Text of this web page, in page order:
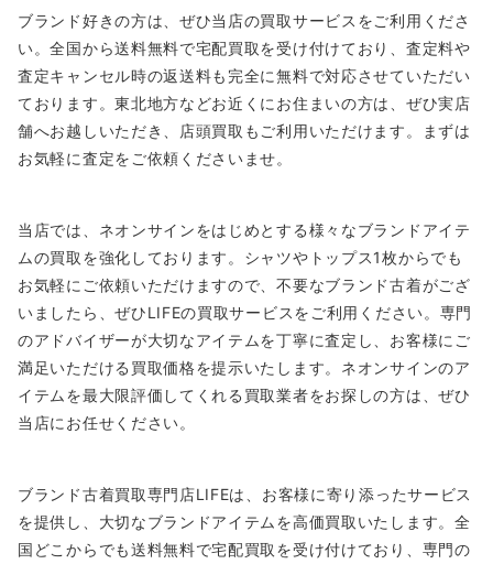
ブランド好きの方は、ぜひ当店の買取サービスをご利用くださ
い。全国から送料無料で宅配買取を受け付けており、査定料や
査定キャンセル時の返送料も完全に無料で対応させていただい
ております。東北地方などお近くにお住まいの方は、ぜひ実店
舗へお越しいただき、店頭買取もご利用いただけます。まずは
お気軽に査定をご依頼くださいませ。
当店では、ネオンサインをはじめとする様々なブランドアイテ
ムの買取を強化しております。シャツやトップス1枚からでも
お気軽にご依頼いただけますので、不要なブランド古着がござ
いましたら、ぜひLIFEの買取サービスをご利用ください。専門
のアドバイザーが大切なアイテムを丁寧に査定し、お客様にご
満足いただける買取価格を提示いたします。ネオンサインのア
イテムを最大限評価してくれる買取業者をお探しの方は、ぜひ
当店にお任せください。
ブランド古着買取専門店LIFEは、お客様に寄り添ったサービス
を提供し、大切なブランドアイテムを高価買取いたします。全
国どこからでも送料無料で宅配買取を受け付けており、専門の